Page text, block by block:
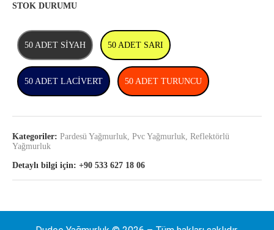
STOK DURUMU
50 ADET SİYAH 50 ADET SARI
50 ADET LACİVERT 50 ADET TURUNCU
Kategoriler: Pardesü Yağmurluk Pvc Yağmurluk Reflektörlü
Yağmurluk
Detaylı bilgi için: +90 533 627 18 06